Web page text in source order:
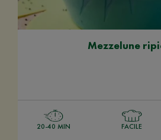
Mezzelune
20-40 MIN FACILE